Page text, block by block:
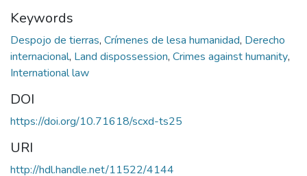
Keywords
Despojo de tierras, Crímenes de lesa humanidad, Derecho
internacional, Land dispossession, Crimes against humanity,
International law
DOI
https://doi.org/10.71618/scxd-ts25
URI
http://hdl.handle.net/11522/4144